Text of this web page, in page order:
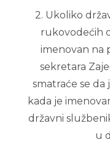
2. Ukoliko
rukovodećih
imenovan na
sekretara
smatraće se
kada je
državni
u